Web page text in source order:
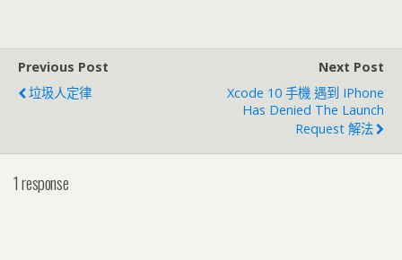
Previous Post
垃圾人定律
Next Post
Xcode 10 手機 遇到 IPhone
Has Denied The Launch
Request 解法
1 response